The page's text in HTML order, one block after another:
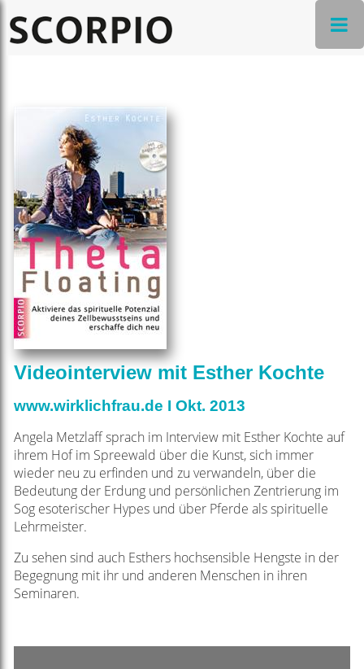
Videointerview mit Esther Kochte
www.wirklichfrau.de I Okt. 2013
Angela Metzlaff sprach im Interview mit Esther Kochte auf
ihrem Hof im Spreewald über die Kunst, sich immer
wieder neu zu erfinden und zu verwandeln, über die
Bedeutung der Erdung und persönlichen Zentrierung im
Sog esoterischer Hypes und über Pferde als spirituelle
Lehrmeister.
Zu sehen sind auch Esthers hochsensible Hengste in der
Begegnung mit ihr und anderen Menschen in ihren
Seminaren.